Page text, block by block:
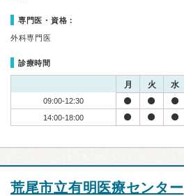
専門医・資格：
外科専門医
診療時間
月 火 水
09:00-12:30
14:00-18:00
荒尾市立有明医療センター